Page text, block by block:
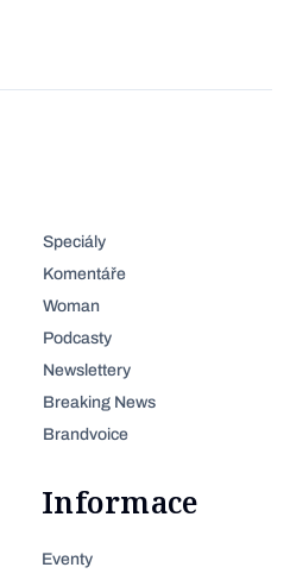
Speciály
Komentáře
Woman
Podcasty
Newslettery
Breaking News
Brandvoice
Informace
Eventy